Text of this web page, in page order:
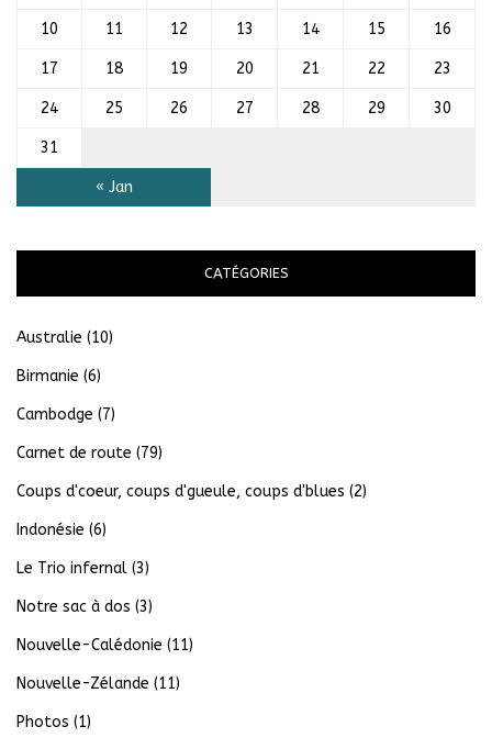
« Jan
10 11 12 13 14 15 16
17 18 19 20 21 22 23
24 25 26 27 28 29 30
31
CATÉGORIES
Australie (10)
Birmanie (6)
Cambodge (7)
Carnet de route (79)
Coups d'coeur, coups d'gueule, coups d'blues (2)
Indonésie (6)
Le Trio infernal (3)
Notre sac à dos (3)
Nouvelle-Calédonie (11)
Nouvelle-Zélande (11)
Photos (1)